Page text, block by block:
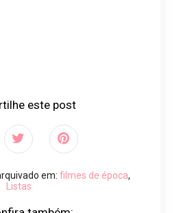
este post
em: filmes de época,
Listas